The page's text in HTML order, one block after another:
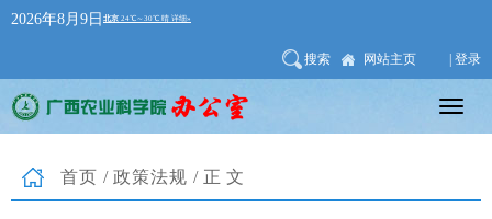
2026年8月9日
搜索 网站主页 | 登录
首页 / 政策法规 /正文